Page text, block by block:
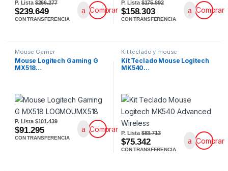
P. Lista$266.277
$239.649
CON TRANSFERENCIA
Comprar
P. Lista$175.892
$158.303
CON TRANSFERENCIA
Comprar
Mouse Gamer
Mouse Logitech Gaming G
MX518…
P. Lista$101.439
$91.295
CON TRANSFERENCIA
Comprar
Kit teclado y mouse
Kit Teclado Mouse Logitech
MK540…
P. Lista$83.713
$75.342
CON TRANSFERENCIA
Comprar